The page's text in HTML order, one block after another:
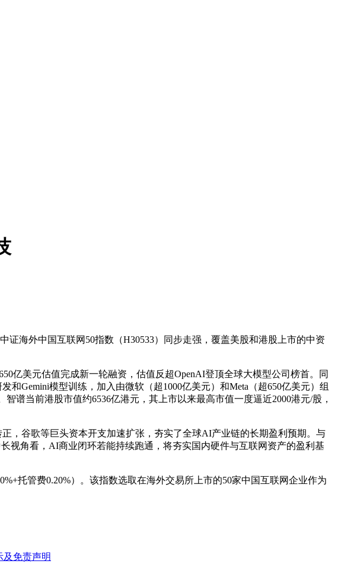
证海外中国互联网50指数（H30533）同步走强，覆盖美股和港股上市的中资
亿美元估值完成新一轮融资，估值反超OpenAI登顶全球大模型公司榜首。同
Gemini模型训练，加入由微软（超1000亿美元）和Meta（超650亿美元）组
谱当前港股市值约6536亿港元，其上市以来最高市值一度逼近2000港元/股，
谷歌等巨头资本开支加速扩张，夯实了全球AI产业链的长期盈利预期。与
视角看，AI商业闭环若能持续跑通，将夯实国内硬件与互联网资产的盈利基
托管费0.20%）。该指数选取在海外交易所上市的50家中国互联网企业作为
及免责声明